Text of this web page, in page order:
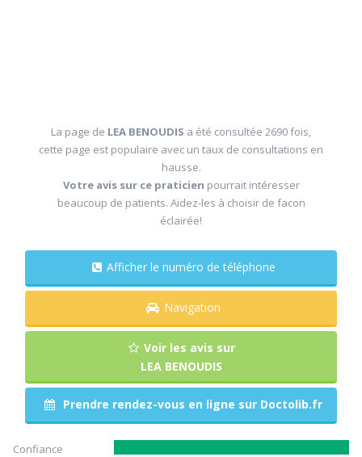
La page de LEA BENOUDIS a été consultée 2690 fois,
cette page est populaire avec un taux de consultations en
hausse.
Votre avis sur ce praticien pourrait intéresser
beaucoup de patients. Aidez-les à choisir de facon
éclairée!
Afficher le numéro de téléphone
Navigation
Voir les avis sur
LEA BENOUDIS
Prendre rendez-vous en ligne sur Doctolib.fr
Confiance